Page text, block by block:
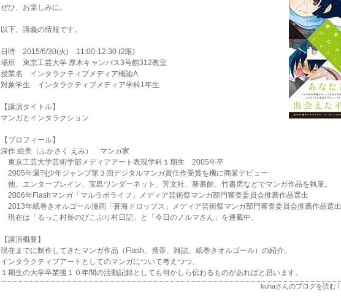
ぜひ、お楽しみに。
以下、講義の情報です。
日時 2015/6/30(火) 11:00-12:30 (2限)
場所 東京工芸大学 厚木キャンパス3号館312教室
授業名 インタラクティブメディア概論A
対象学生 インタラクティブメディア学科1年生
【講演タイトル】
マンガとインタラクション
【プロフィール】
深作 絵美（ふかさく えみ） マンガ家
東京工芸大学芸術学部メディアアート表現学科１期生 2005年卒
2005年週刊少年ジャンプ第３回デジタルマンガ賞佳作受賞を機に商業デビュー
他、エンターブレイン、宝島ワンダーネット、芳文社、新書館、竹書房などでマンガ作品を執筆。
2006年Flashマンガ「マルラボライフ」メディア芸術祭マンガ部門審査委員会推薦作品選出
2013年紙巻きオルゴール漫画「蒼海ドロップス」メディア芸術祭マンガ部門審査委員会推薦作品選出
現在は「るっこ村長のぴこぷり村日記」と「今日のノルマさん」を連載中。
【講演概要】
現在までに制作してきたマンガ作品（Flash、携帯、雑誌、紙巻きオルゴール）の紹介。
インタラクティブアートとしてのマンガについて考えつつ、
１期生の大学卒業後１０年間の活動記録としても何かしら伝わるものがあればと思います。
kuhaさんのブログを読む